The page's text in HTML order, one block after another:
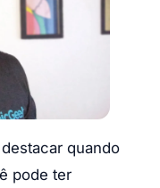
quando
pode ter